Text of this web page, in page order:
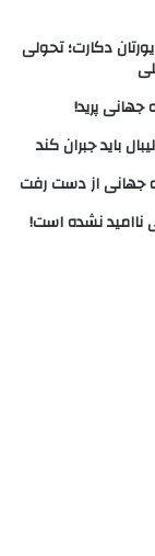
دکارت؛ تحولی
پرید!
باید جبران کند
جهانی از دست رفت
ناامید نشده است!